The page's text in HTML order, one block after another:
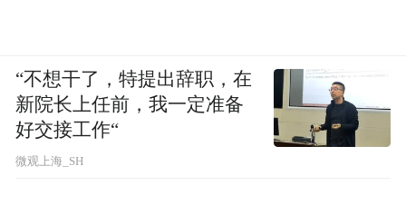
“不想干了，特提出辞职，在
新院长上任前，我一定准备
好交接工作“
微观上海_SH